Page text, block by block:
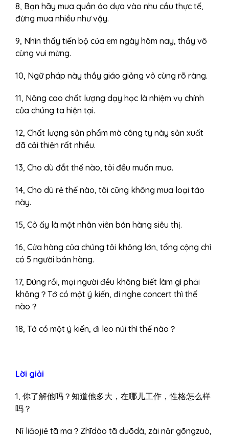
8, Bạn hãy mua quần áo dựa vào nhu cầu thực tế,
đừng mua nhiều như vậy.
9, Nhìn thấy tiến bộ của em ngày hôm nay, thầy vô
cùng vui mừng.
10, Ngữ pháp này thầy giáo giảng vô cùng rõ ràng.
11, Nâng cao chất lượng dạy học là nhiệm vụ chính
của chúng ta hiện tại.
12, Chất lượng sản phẩm mà công ty này sản xuất
đã cải thiện rất nhiều.
13, Cho dù đắt thế nào, tôi đều muốn mua.
14, Cho dù rẻ thế nào, tôi cũng không mua loại táo
này.
15, Cô ấy là một nhân viên bán hàng siêu thị.
16, Cửa hàng của chúng tôi không lớn, tổng cộng chỉ
có 5 người bán hàng.
17, Đúng rồi, mọi người đều không biết làm gì phải
không？Tớ có một ý kiến, đi nghe concert thì thế
nào？
18, Tớ có một ý kiến, đi leo núi thì thế nào？
Lời giải
1, 你了解他吗？知道他多大，在哪儿工作，性格怎么样
吗？
Nǐ liǎojiě tā ma？Zhīdào tā duōdà, zài nǎr gōngzuò,